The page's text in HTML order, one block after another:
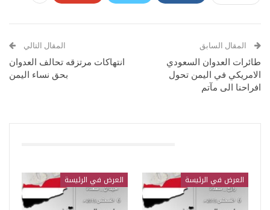
المقال السابق
طائرات العدوان السعودي
الامريكي في اليمن تحول
افراحنا الى مآتم
المقال التالي
انتهاكات مرتزقه تحالف العدوان
بحق نساء اليمن
العرض في الرئيسة العرض في الرئيسة